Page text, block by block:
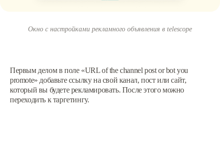
Окно с настройками рекламного объявления в telescope
Первым делом в поле «URL of the channel post or bot you
promote‎» добавьте ссылку на свой канал, пост или сайт,
который вы будете рекламировать. После этого можно
переходить к таргетингу.